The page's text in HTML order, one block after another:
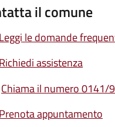
il comune
Leggi le domande
Richiedi assistenza
Chiama il numero 0141/
Prenota appuntamento